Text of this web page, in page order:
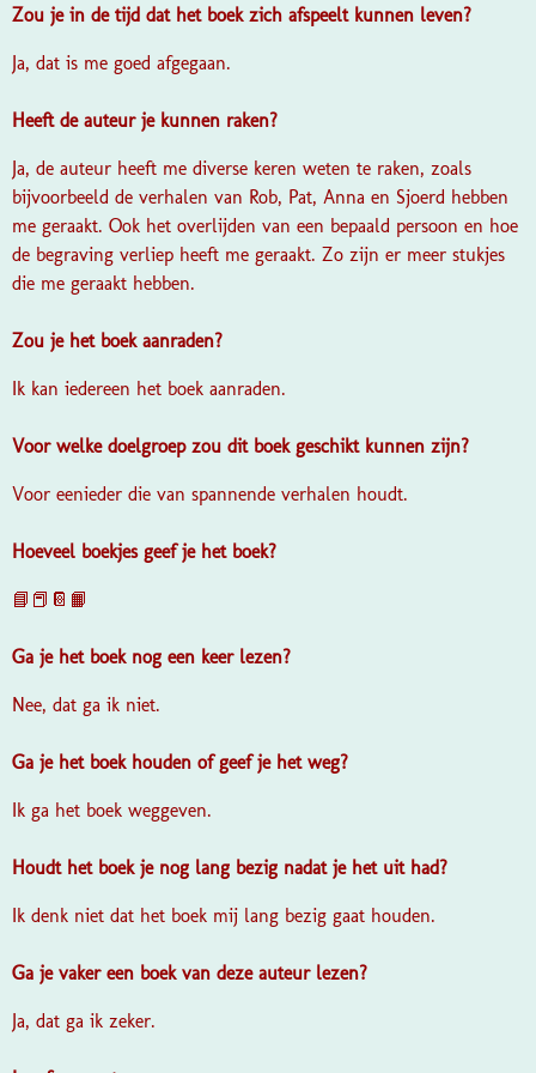
Zou je in de tijd dat het boek zich afspeelt kunnen leven?
Ja, dat is me goed afgegaan.
Heeft de auteur je kunnen raken?
Ja, de auteur heeft me diverse keren weten te raken, zoals
bijvoorbeeld de verhalen van Rob, Pat, Anna en Sjoerd hebben
me geraakt. Ook het overlijden van een bepaald persoon en hoe
de begraving verliep heeft me geraakt. Zo zijn er meer stukjes
die me geraakt hebben.
Zou je het boek aanraden?
Ik kan iedereen het boek aanraden.
Voor welke doelgroep zou dit boek geschikt kunnen zijn?
Voor eenieder die van spannende verhalen houdt.
Hoeveel boekjes geef je het boek?
📘📕📔📙
Ga je het boek nog een keer lezen?
Nee, dat ga ik niet.
Ga je het boek houden of geef je het weg?
Ik ga het boek weggeven.
Houdt het boek je nog lang bezig nadat je het uit had?
Ik denk niet dat het boek mij lang bezig gaat houden.
Ga je vaker een boek van deze auteur lezen?
Ja, dat ga ik zeker.